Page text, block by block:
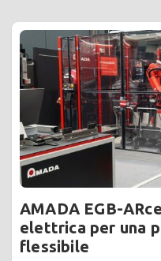
AMADA EGB-
elettrica per una
flessibile